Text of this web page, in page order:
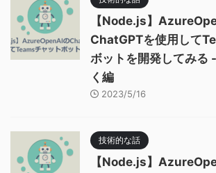
【Node.js】
ChatGPTを使用して
ボットを開発してみる
く編
2023/5/16
技術的な話
【Node.js】